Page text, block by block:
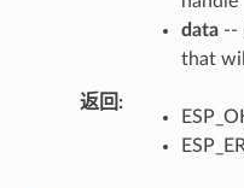
data--
that
返回